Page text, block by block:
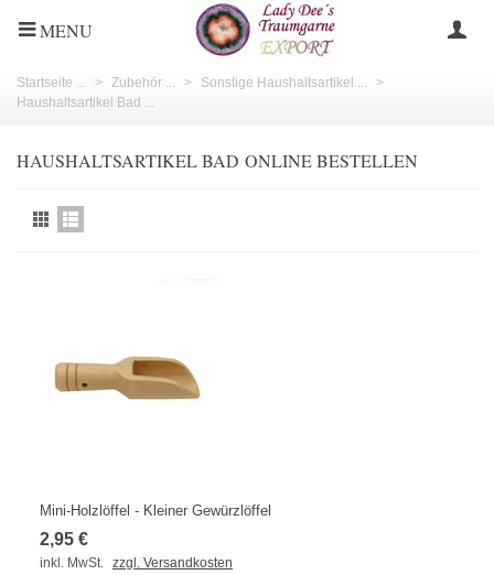
MENU
Startseite ... > Zubehör ... > Sonstige Haushaltsartikel ...
>
Haushaltsartikel Bad ...
HAUSHALTSARTIKEL BAD ONLINE BESTELLEN
Mini-Holzlöffel - Kleiner Gewürzlöffel
2,95 €
inkl. MwSt. zzgl. Versandkosten